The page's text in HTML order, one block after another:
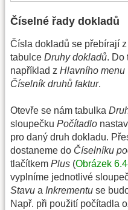
Číselné řady dokladů
Čísla dokladů se přebírají
tabulce Druhy dokladů. Do
například z Hlavního menu
Číselník druhů faktur.
Otevře se nám tabulka
sloupečku Počítadlo
pro daný druh dokladu.
dostaneme do Číselníku
tlačítkem Plus (Obrázek 6.4
vyplníme jednotlivé
Stavu a Inkrementu se
Např. při použití počítadla